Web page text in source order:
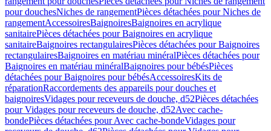
pour douchesNiches de rangementPièces détachées pour Niches de
rangementAccessoiresBaignoiresBaignoires en acrylique
sanitairePièces détachées pour Baignoires en acrylique
sanitaireBaignoires rectangulairesPièces détachées pour Baignoires
rectangulairesBaignoires en matériau minéralPièces détachées pour
Baignoires en matériau minéralBaignoires pour bébésPièces
détachées pour Baignoires pour bébésAccessoiresKits de
réparationRaccordements des appareils pour douches et
baignoiresVidages pour receveurs de douche, d52Pièces détachées
pour Vidages pour receveurs de douche, d52Avec cache-
bondePièces détachées pour Avec cache-bondeVidages pour